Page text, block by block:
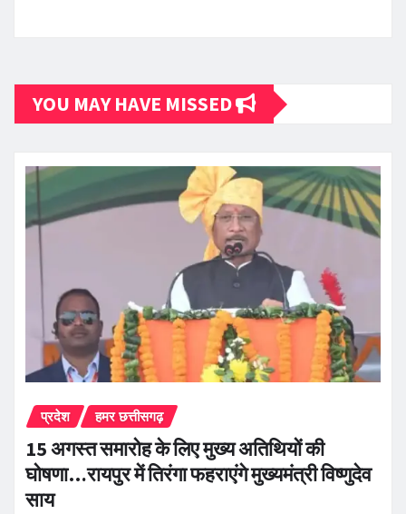
YOU MAY HAVE MISSED
प्रदेश हमर छत्तीसगढ़
15 अगस्त समारोह के लिए मुख्य अतिथियों की
घोषणा…रायपुर में तिरंगा फहराएंगे मुख्यमंत्री विष्णुदेव
साय